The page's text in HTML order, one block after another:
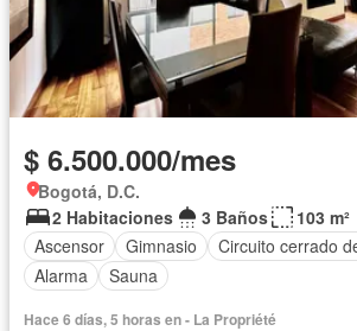
$ 6.500.000/mes
Bogotá, D.C.
2 Habitaciones
3 Baños
103 m²
Ascensor
Gimnasio
Circuito cerrado
Alarma
Sauna
Hace 6 días, 5 horas en - La Propriété